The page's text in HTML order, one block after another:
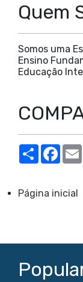
Quem
Somos uma
Ensino
Educação
S
h
F
b
o
Página inicial